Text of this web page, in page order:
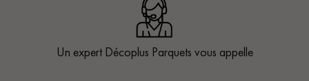
Un expert Décoplus Parquets vous appelle